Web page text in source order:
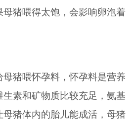
猪喂得太饱，会影响卵泡着
猪喂怀孕料，怀孕料是营养
生素和矿物质比较充足，氨基
猪体内的胎儿能成活，母猪